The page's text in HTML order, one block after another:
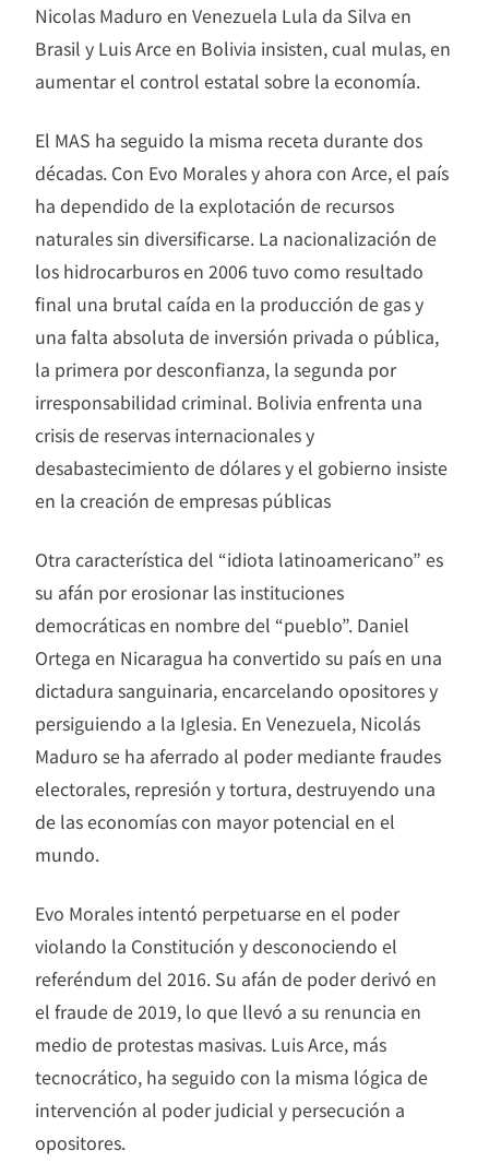
Nicolas Maduro en Venezuela Lula da Silva en
Brasil y Luis Arce en Bolivia insisten, cual mulas, en
aumentar el control estatal sobre la economía.
El MAS ha seguido la misma receta durante dos
décadas. Con Evo Morales y ahora con Arce, el país
ha dependido de la explotación de recursos
naturales sin diversificarse. La nacionalización de
los hidrocarburos en 2006 tuvo como resultado
final una brutal caída en la producción de gas y
una falta absoluta de inversión privada o pública,
la primera por desconfianza, la segunda por
irresponsabilidad criminal. Bolivia enfrenta una
crisis de reservas internacionales y
desabastecimiento de dólares y el gobierno insiste
en la creación de empresas públicas
Otra característica del “idiota latinoamericano” es
su afán por erosionar las instituciones
democráticas en nombre del “pueblo”. Daniel
Ortega en Nicaragua ha convertido su país en una
dictadura sanguinaria, encarcelando opositores y
persiguiendo a la Iglesia. En Venezuela, Nicolás
Maduro se ha aferrado al poder mediante fraudes
electorales, represión y tortura, destruyendo una
de las economías con mayor potencial en el
mundo.
Evo Morales intentó perpetuarse en el poder
violando la Constitución y desconociendo el
referéndum del 2016. Su afán de poder derivó en
el fraude de 2019, lo que llevó a su renuncia en
medio de protestas masivas. Luis Arce, más
tecnocrático, ha seguido con la misma lógica de
intervención al poder judicial y persecución a
opositores.